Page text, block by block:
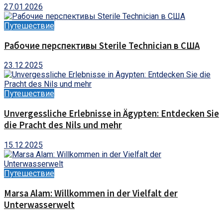
27.01.2026
Путешествие
Рабочие перспективы Sterile Technician в США
23.12.2025
Путешествие
Unvergessliche Erlebnisse in Ägypten: Entdecken Sie
die Pracht des Nils und mehr
15.12.2025
Путешествие
Marsa Alam: Willkommen in der Vielfalt der
Unterwasserwelt